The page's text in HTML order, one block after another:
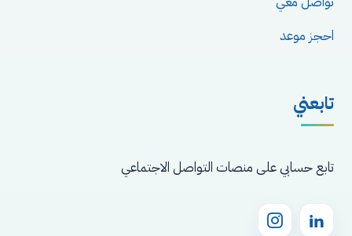
احجز موعد
تابعني
تابع حسابي على منصات التواصل الاجتماعي